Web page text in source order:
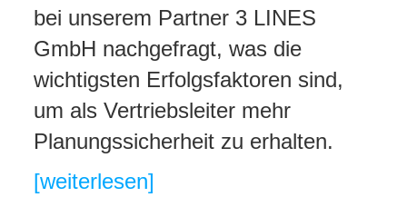
bei unserem Partner 3 LINES
GmbH nachgefragt, was die
wichtigsten Erfolgsfaktoren sind,
um als Vertriebsleiter mehr
Planungssicherheit zu erhalten.
[weiterlesen]